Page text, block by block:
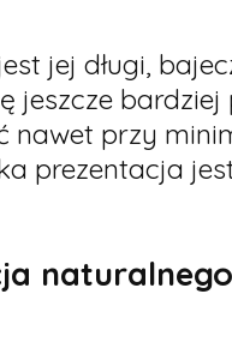
jej długi,
bardziej
nawet przy
prezentacja